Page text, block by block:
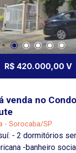
R$ 420.000,00 V
venda no
- Sorocaba/SP
- 2 dormitórios
-banheiro